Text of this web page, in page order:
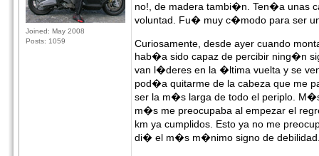
Joined: May 2008
Posts: 1059
no!, de madera tambi�n. Ten�a unas
voluntad. Fu� muy c�modo para ser
Curiosamente, desde ayer cuando
hab�a sido capaz de percibir ning�n
van l�deres en la �ltima vuelta y se
pod�a quitarme de la cabeza que me
ser la m�s larga de todo el periplo.
m�s me preocupaba al empezar el
km ya cumplidos. Esto ya no me
di� el m�s m�nimo signo de